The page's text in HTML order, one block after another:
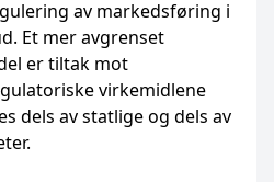
av markedsføring i
Et mer avgrenset
er tiltak mot
virkemidlene
dels av statlige og dels av